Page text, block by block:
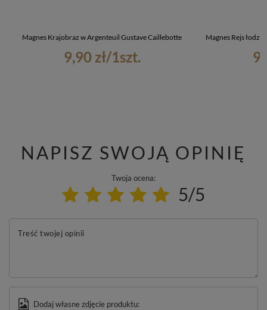
Magnes Krajobraz w Argenteuil Gustave Caillebotte
9,90 zł/1szt.
Magnes Rejs
NAPISZ SWOJĄ OPINIĘ
Twoja ocena:
5/5
Treść twojej opinii
Dodaj własne zdjęcie produktu: